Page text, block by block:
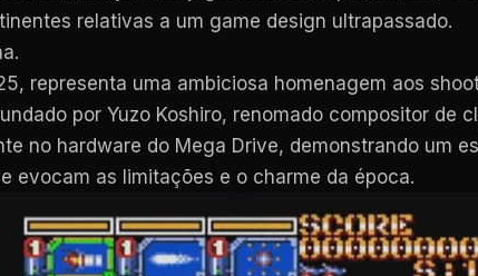
relativas a um game design ultrapassado.
representa uma ambiciosa homenagem aos
por Yuzo Koshiro, renomado compositor de
no hardware do Mega Drive, demonstrando um
evocam as limitações e o charme da época.